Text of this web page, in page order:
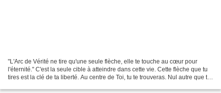
"L'Arc de Vérité ne tire qu'une seule flèche, elle te touche au cœur pour
l'éternité." C'est la seule cible à atteindre dans cette vie. Cette flèche que tu
tires est la clé de ta liberté. Au centre de Toi, tu te trouveras. Nul autre que toi